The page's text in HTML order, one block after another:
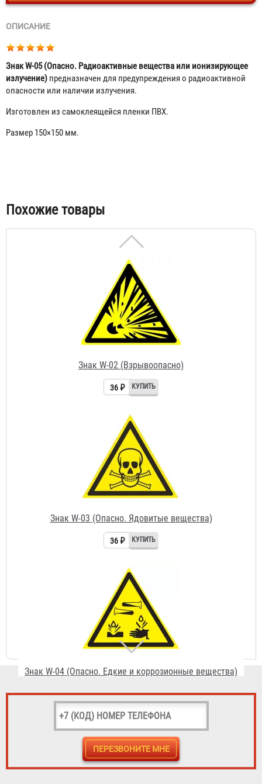
ОПИСАНИЕ
Знак W-05 (Опасно. Радиоактивные вещества или ионизирующее
излучение) предназначен для предупреждения о радиоактивной
опасности или наличии излучения.
Изготовлен из самоклеящейся пленки ПВХ.
Размер 150×150 мм.
Табы
Похожие товары
Знак W-02 (Взрывоопасно)
36 ₽
Знак W-03 (Опасно. Ядовитые вещества)
36 ₽
Знак W-04 (Опасно. Едкие и коррозионные вещества)
36 ₽